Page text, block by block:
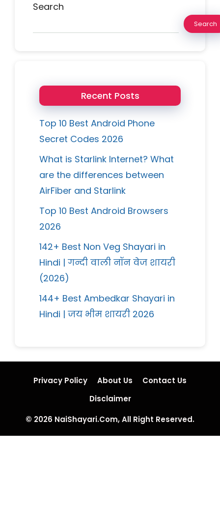
Search
Search
Recent Posts
Top 10 Best Android Phone
Secret Codes 2026
What is Starlink Internet? What
are the differences between
AirFiber and Starlink
Top 10 Best Android Browsers
2026
142+ Best Non Veg Shayari in
Hindi | गन्दी वाली नॉन वेज शायरी
(2026)
144+ Best Ambedkar Shayari in
Hindi | जय भीम शायरी 2026
Privacy Policy About Us
Contact Us
Disclaimer
© 2026 NaiShayari.Com, All Right Reserved.